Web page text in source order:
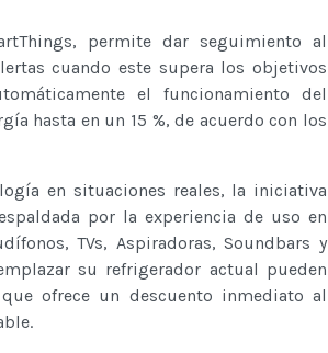
permite dar seguimiento al
cuando este supera los objetivos
el funcionamiento del
hasta en un 15 %, de acuerdo con los
en situaciones reales, la iniciativa
por la experiencia de uso en
TVs, Aspiradoras, Soundbars y
su refrigerador actual pueden
ofrece un descuento inmediato al